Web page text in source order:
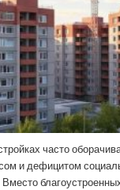
–
от
до
часто
и дефицитом